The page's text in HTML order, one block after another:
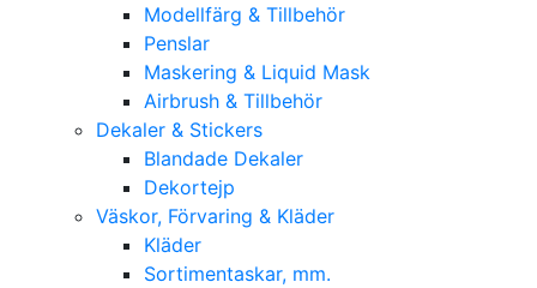
Modellfärg & Tillbehör
Penslar
Maskering & Liquid Mask
Airbrush & Tillbehör
Dekaler & Stickers
Blandade Dekaler
Dekortejp
Väskor, Förvaring & Kläder
Kläder
Sortimentaskar, mm.